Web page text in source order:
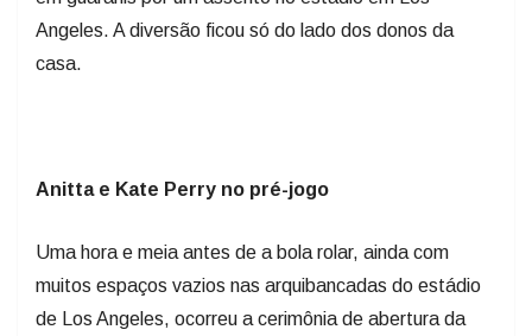
Angeles. A diversão ficou só do lado dos donos da
casa.
Anitta e Kate Perry no pré-jogo
Uma hora e meia antes de a bola rolar, ainda com
muitos espaços vazios nas arquibancadas do estádio
de Los Angeles, ocorreu a cerimônia de abertura da